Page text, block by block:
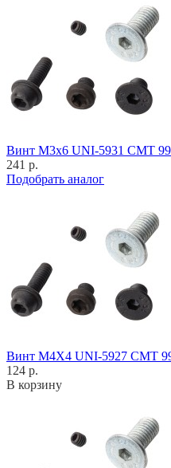
Винт M3x6 UNI-5931 CMT
241 р.
Подобрать аналог
Винт M4X4 UNI-5927 CMT
124 р.
В корзину